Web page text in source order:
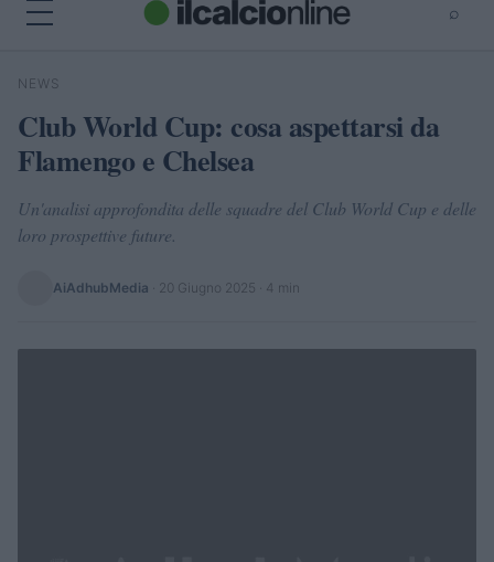
⌕
Cerca
NEWS
Club World Cup: cosa aspettarsi da
Flamengo e Chelsea
Un'analisi approfondita delle squadre del Club World Cup e delle
loro prospettive future.
AiAdhubMedia 20 Giugno 2025 · 4 min